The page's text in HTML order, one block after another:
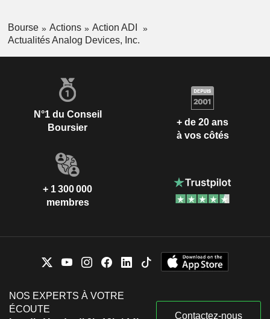
Bourse Actions
Action ADI
Actualités Analog Devices, Inc.
N°1 du Conseil
Boursier
+ de 20 ans
à vos côtés
+ 1 300 000
membres
NOS EXPERTS À VOTRE
ÉCOUTE
Contactez-nous